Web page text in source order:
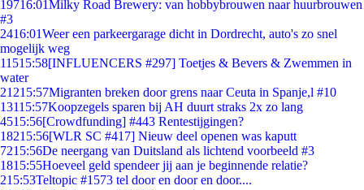
19716:01Milky Road Brewery: van hobbybrouwen naar huurbrouwen
#3
2416:01Weer een parkeergarage dicht in Dordrecht, auto's zo snel
mogelijk weg
11515:58[INFLUENCERS #297] Toetjes & Bevers & Zwemmen in
water
21215:57Migranten breken door grens naar Ceuta in Spanje,l #10
13115:57Koopzegels sparen bij AH duurt straks 2x zo lang
4515:56[Crowdfunding] #443 Rentestijgingen?
18215:56[WLR SC #417] Nieuw deel openen was kaputt
7215:56De neergang van Duitsland als lichtend voorbeeld #3
1815:55Hoeveel geld spendeer jij aan je beginnende relatie?
215:53Teltopic #1573 tel door en door en door....